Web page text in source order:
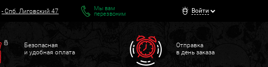
-Спб. Лиговский 47
Мы вам
перезвоним
Войти
Безопасная
и удобная оплата
Отправка
в день заказа